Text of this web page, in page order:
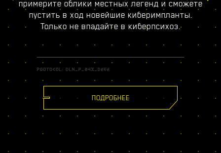
примерите облики местных легенд и сможете
пустить в ход новейшие киберимпланты.
Только не впадайте в киберпсихоз.
ПОДРОБНЕЕ